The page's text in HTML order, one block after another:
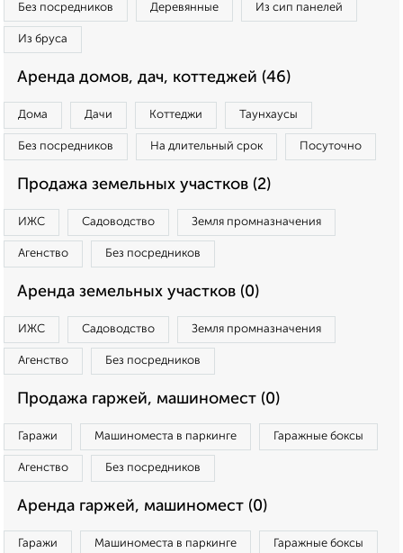
Без посредников Деревянные Из сип панелей
Из бруса
Аренда домов, дач, коттеджей (46)
Дома Дачи Коттеджи Таунхаусы
Без посредников На длительный срок Посуточно
Продажа земельных участков (2)
ИЖС Садоводство Земля промназначения
Агенство Без посредников
Аренда земельных участков (0)
ИЖС Садоводство Земля промназначения
Агенство Без посредников
Продажа гаржей, машиномест (0)
Гаражи Машиноместа в паркинге Гаражные боксы
Агенство Без посредников
Аренда гаржей, машиномест (0)
Гаражи Машиноместа в паркинге Гаражные боксы